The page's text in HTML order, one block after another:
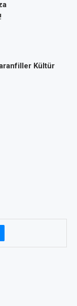
Kültür